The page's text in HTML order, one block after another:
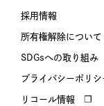
採用情報
所有権解除について
SDGsへの取り組み
プライバシーポリシ
リコール情報